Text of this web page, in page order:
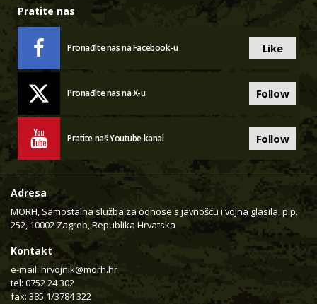
Pratite nas
Pronađite nas na Facebook-u Like
Pronađite nas na X-u Follow
Pratite naš Youtube kanal Follow
Adresa
MORH, Samostalna služba za odnose s javnošću i vojna glasila, p.p.
252, 10002 Zagreb, Republika Hrvatska
Kontakt
e-mail: hrvojnik@morh.hr
tel: 0752 24 302
fax: 385 1/3784 322